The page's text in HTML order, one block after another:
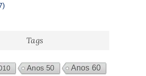
produtos
17
Tags
Anos 50
Anos 60